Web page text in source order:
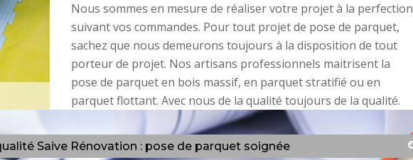
Nous sommes en mesure de réaliser votre projet à la perfection
suivant vos commandes. Pour tout projet de pose de parquet,
sachez que nous demeurons toujours à la disposition de tout
porteur de projet. Nos artisans professionnels maitrisent la
pose de parquet en bois massif, en parquet stratifié ou en
parquet flottant. Avec nous de la qualité toujours de la qualité.
Saive Rénovation : pose de parquet soignée